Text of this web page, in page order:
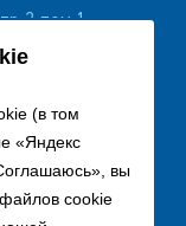
(в том
«Яндекс
вы
файлов cookie
2, пом. 1